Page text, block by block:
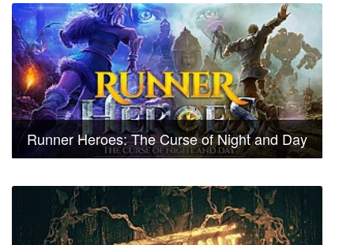
Runner Heroes: The Curse of Night and Day